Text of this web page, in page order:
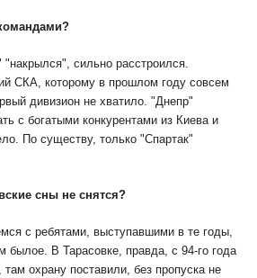
сильно расстроился.
СКА, которому в прошлом году совсем
дивизион не хватило. "Днепр"
с богатыми конкурентами из Киева и
По существу, только "Спартак"
сны не снятся?
с ребятами, выступавшими в те годы,
былое. В Тарасовке, правда, с 94-го года
там охрану поставили, без пропуска не